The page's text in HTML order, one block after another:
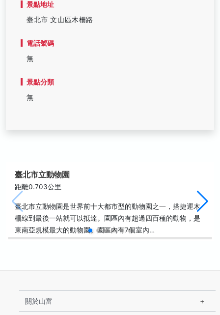
景點地址
臺北市 文山區木柵路
電話號碼
無
景點分類
無
臺北市立動物園
距離0.703公里
臺北市立動物園是世界前十大都市型的動物園之一，搭捷運木
柵線到最後一站就可以抵達。園區內有超過四百種的動物，是
東南亞規模最大的動物園。園區內有7個室內…
關於山富